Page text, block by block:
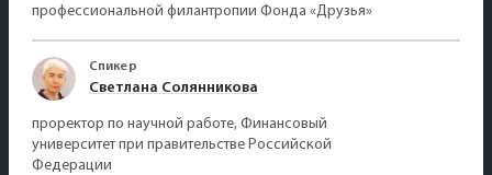
профессиональной филантропии Фонда «Друзья»
Спикер
Светлана Солянникова
проректор по научной работе, Финансовый
университет при правительстве Российской
Федерации